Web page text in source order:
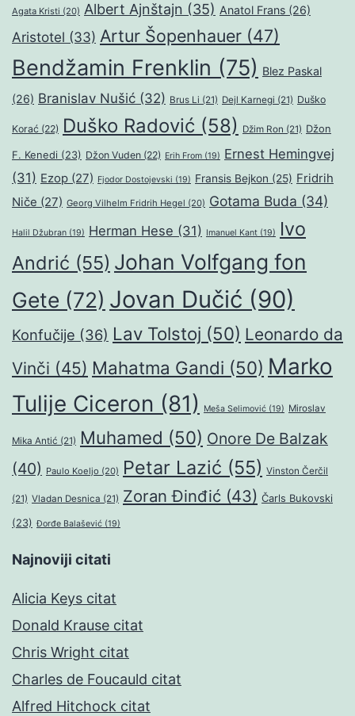
Agata Kristi (20) Albert Ajnštajn (35) Anatol Frans (26)
Aristotel (33) Artur Šopenhauer (47)
Bendžamin Frenklin (75) Blez Paskal
(26) Branislav Nušić (32) Brus Li (21) Dejl Karnegi (21) Duško
Korać (22) Duško Radović (58) Džim Ron (21) Džon
F. Kenedi (23) Džon Vuden (22) Erih From (19) Ernest Hemingvej
(31) Ezop (27) Fjodor Dostojevski (19) Fransis Bejkon (25) Fridrih
Niče (27) Georg Vilhelm Fridrih Hegel (20) Gotama Buda (34)
Halil Džubran (19) Herman Hese (31) Imanuel Kant (19)
Ivo
Andrić (55) Johan Volfgang fon
Gete (72) Jovan Dučić (90)
Konfučije (36) Lav Tolstoj (50) Leonardo da
Vinči (45) Mahatma Gandi (50) Marko
Tulije Ciceron (81) Meša Selimović (19) Miroslav
Mika Antić (21) Muhamed (50) Onore De Balzak
(40) Paulo Koeljo (20) Petar Lazić (55) Vinston Čerčil
(21) Vladan Desnica (21) Zoran Đinđić (43) Čarls Bukovski
(23) Đorđe Balašević (19)
Najnoviji citati
Alicia Keys citat
Donald Krause citat
Chris Wright citat
Charles de Foucauld citat
Alfred Hitchock citat